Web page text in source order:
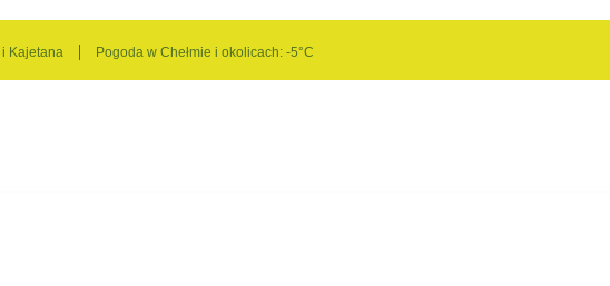
i Kajetana Pogoda w Chełmie i okolicach: -5°C